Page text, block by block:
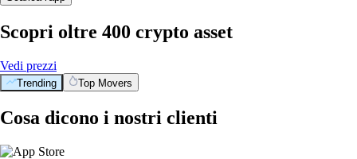
Scopri oltre 400 crypto asset
Vedi prezzi
Trending Top Movers
Cosa dicono i nostri clienti